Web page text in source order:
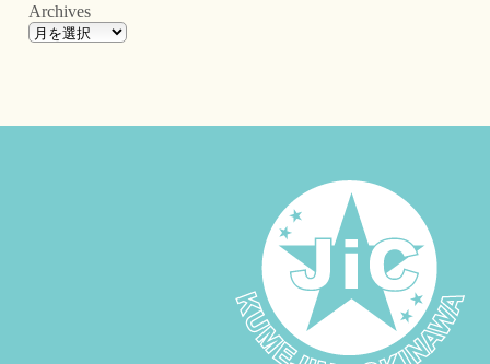
Archives